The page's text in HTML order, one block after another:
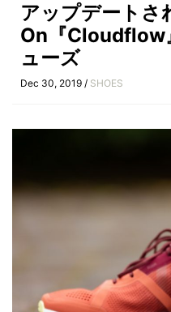
アップデートさ
On『Cloudflow
ューズ
Dec 30, 2019 / SHOES